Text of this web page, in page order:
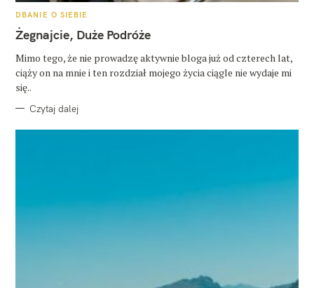
K
T
E
O
R
I
DBANIE O SIEBIE
Żegnajcie, Duże Podróże
Mimo tego, że nie prowadzę aktywnie bloga już od czterech lat,
ciąży on na mnie i ten rozdział mojego życia ciągle nie wydaje mi
się..
Czytaj dalej